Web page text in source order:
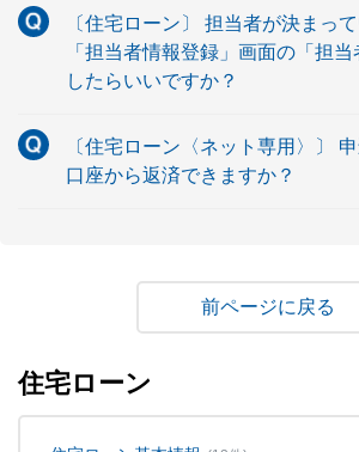
〔住宅ローン〕 担当者が決まっ
「担当者情報登録」画面の「担当
したらいいですか？
〔住宅ローン〈ネット専用〉〕
口座から返済できますか？
戻る
住宅ローン